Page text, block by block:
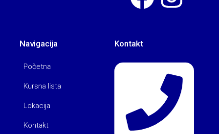
Navigacija
Početna
Kursna lista
Lokacija
Kontakt
Kontakt